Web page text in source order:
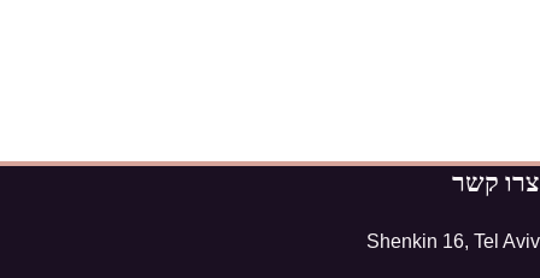
צרו קשר
Shenkin 16, Tel Aviv